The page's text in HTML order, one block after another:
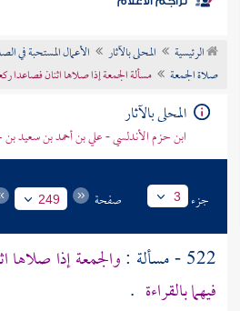
موضوعي
تراجم الأعلام
الرئيسية المحلى بالآثار
الأعمال المستحبة في
صلاة الجمعة
مسألة الجمعة إذا صلاها اثنان فصاعدا
المحلى بالآثار
ابن حزم الأندلسي - علي بن أحمد بن سعيد
جزء 3 صفحة 249
522 - مسألة :
والجمعة إذا صلاها
فيهما بالقراءة .